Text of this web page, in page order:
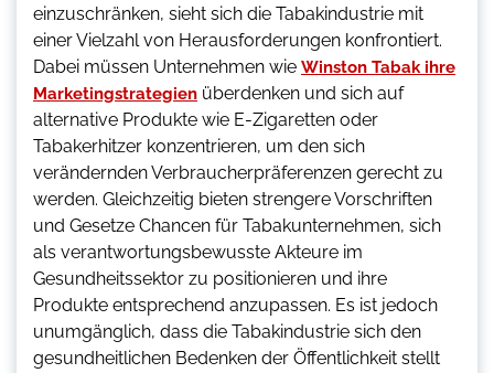
einzuschränken, sieht sich die Tabakindustrie mit
einer Vielzahl von Herausforderungen konfrontiert.
Dabei müssen Unternehmen wie Winston Tabak ihre
Marketingstrategien überdenken und sich auf
alternative Produkte wie E-Zigaretten oder
Tabakerhitzer konzentrieren, um den sich
verändernden Verbraucherpräferenzen gerecht zu
werden. Gleichzeitig bieten strengere Vorschriften
und Gesetze Chancen für Tabakunternehmen, sich
als verantwortungsbewusste Akteure im
Gesundheitssektor zu positionieren und ihre
Produkte entsprechend anzupassen. Es ist jedoch
unumgänglich, dass die Tabakindustrie sich den
gesundheitlichen Bedenken der Öffentlichkeit stellt